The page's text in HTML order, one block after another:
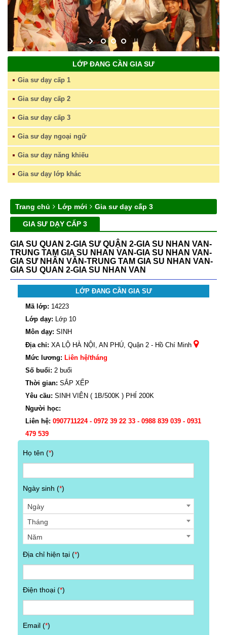
LỚP ĐANG CẦN GIA SƯ
Gia sư dạy cấp 1
Gia sư dạy cấp 2
Gia sư dạy cấp 3
Gia sư dạy ngoại ngữ
Gia sư dạy năng khiếu
Gia sư dạy lớp khác
Trang chủ Lớp mới Gia sư dạy cấp 3
GIA SƯ DẠY CẤP 3
GIA SU QUAN 2-GIA SƯ QUẬN 2-GIA SU NHAN VAN-
TRUNG TAM GIA SU NHAN VAN-GIA SU NHAN VAN-
GIA SƯ NHÂN VĂN-TRUNG TAM GIA SU NHAN VAN-
GIA SU QUAN 2-GIA SU NHAN VAN
LỚP ĐANG CẦN GIA SƯ
Mã lớp: 14223
Lớp dạy: Lớp 10
Môn dạy: SINH
Địa chỉ: XA LỘ HÀ NỘI, AN PHÚ, Quận 2 - Hồ Chí Minh
Mức lương: Liên hệ/tháng
Số buổi: 2 buổi
Thời gian: SẮP XẾP
Yêu cầu: SINH VIÊN ( 1B/500K ) PHÍ 200K
Người học:
Liên hệ: 0907711224 - 0972 39 22 33 - 0988 839 039 - 0931
479 539
Họ tên (*)
Ngày sinh (*)
Ngày
Tháng
Năm
Địa chỉ hiện tại (*)
Điện thoại (*)
Email (*)